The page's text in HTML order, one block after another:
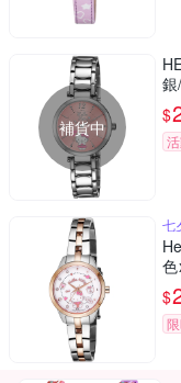
補貨中
$
七
薦
$